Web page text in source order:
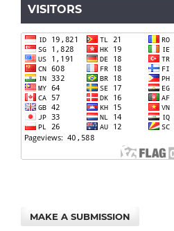
VISITORS
MAKE A SUBMISSION